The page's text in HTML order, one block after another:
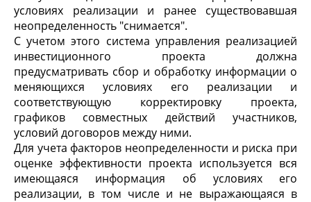
условиях реализации и ранее существовавшая
неопределенность "снимается".
С учетом этого система управления реализацией
инвестиционного проекта должна
предусматривать сбор и обработку информации о
меняющихся условиях его реализации и
соответствующую корректировку проекта,
графиков совместных действий участников,
условий договоров между ними.
Для учета факторов неопределенности и риска при
оценке эффективности проекта используется вся
имеющаяся информация об условиях его
реализации, в том числе и не выражающаяся в